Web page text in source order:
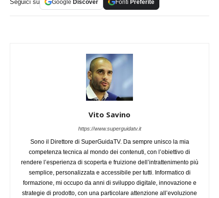
Seguici su Google Discover Fonti Preferite
Vito Savino
https://www.superguidatv.it
Sono il Direttore di SuperGuidaTV. Da sempre unisco la mia
competenza tecnica al mondo dei contenuti, con l’obiettivo di
rendere l’esperienza di scoperta e fruizione dell’intrattenimento più
semplice, personalizzata e accessibile per tutti. Informatico di
formazione, mi occupo da anni di sviluppo digitale, innovazione e
strategie di prodotto, con una particolare attenzione all’evoluzione